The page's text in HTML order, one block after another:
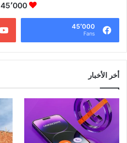
45٬000
45٬000
Fans
أخر الأخبار